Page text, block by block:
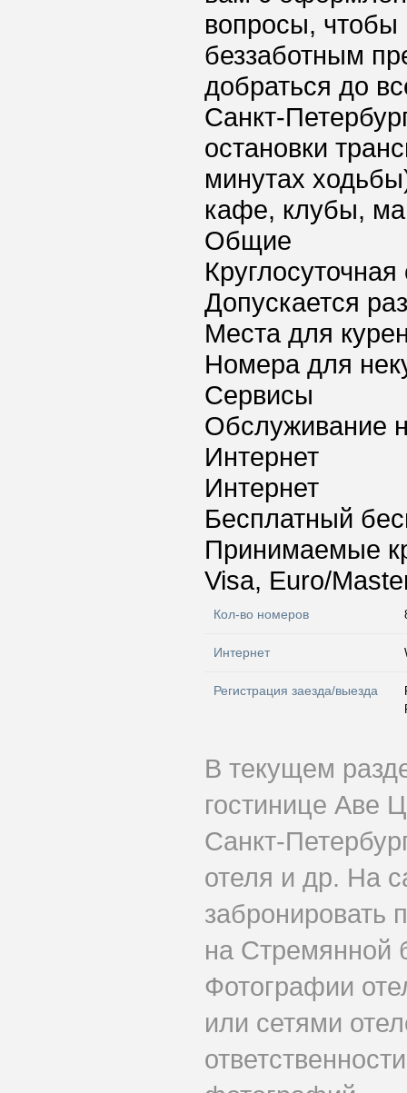
вопросы, чтобы
беззаботным
добраться до
Санкт-
остановки
минутах
кафе, клубы,
Общие
Допускается
Места для
Номера для
Сервисы
Обслуживание
Интернет
Интернет
Бесплатный
Принимаемые
Visa, Euro/
Кол-во номеров
Интернет
Регистрация заезда/выезда
В текущем
гостинице Аве
Санкт-
отеля и др. На
забронировать
на Стремянной
Фотографии
или сетями